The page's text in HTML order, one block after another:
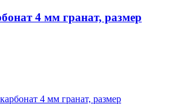
4 мм гранат, размер